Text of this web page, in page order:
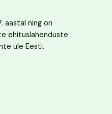
aastal ning on
ehituslahenduste
üle Eesti.